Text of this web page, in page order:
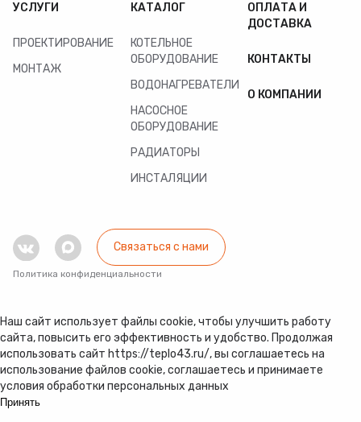
УСЛУГИ
ПРОЕКТИРОВАНИЕ
МОНТАЖ
КАТАЛОГ
КОТЕЛЬНОЕ
ОБОРУДОВАНИЕ
ВОДОНАГРЕВАТЕЛИ
НАСОСНОЕ
ОБОРУДОВАНИЕ
РАДИАТОРЫ
ИНСТАЛЯЦИИ
ОПЛАТА И
ДОСТАВКА
КОНТАКТЫ
О КОМПАНИИ
Политика конфиденциальности
Связаться с нами
Наш сайт использует файлы cookie, чтобы улучшить работу
сайта, повысить его эффективность и удобство. Продолжая
использовать сайт https://teplo43.ru/, вы соглашаетесь на
использование файлов cookie, соглашаетесь и принимаете
условия обработки персональных данных
Принять